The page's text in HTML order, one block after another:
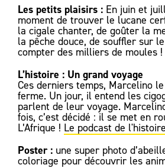
Les petits plaisirs : En juin et
moment de trouver le lucane
la cigale chanter, de goûter la
la pêche douce, de souffler sur
compter des milliers de moules !
L’histoire : Un grand voyage
Ces derniers temps, Marcelino le
ferme. Un jour, il entend les
parlent de leur voyage.
fois, c’est décidé : il se met en
L’Afrique ! Le podcast de
Poster : une super photo
coloriage pour découvrir les